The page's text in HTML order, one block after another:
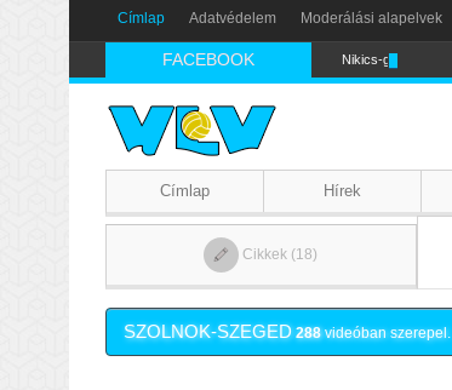
Címlap Adatvédelem Moderálási alapelvek
FACEBOOK Nikics-gól lábbal
Címlap Hírek
Cikkek (18)
SZOLNOK-SZEGED 288videóban szerepel.